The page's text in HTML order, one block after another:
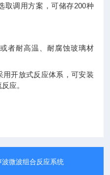
取调用方案，可储存200种
者耐高温、耐腐蚀玻璃材
开放式反应体系，可安装
应。
微波组合反应系统